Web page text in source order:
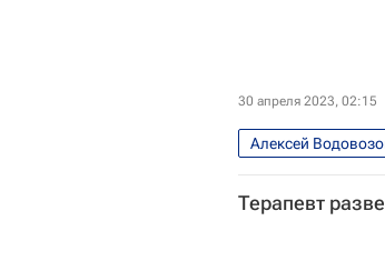
30 апреля 2023, 02:15
Алексей
Терапевт